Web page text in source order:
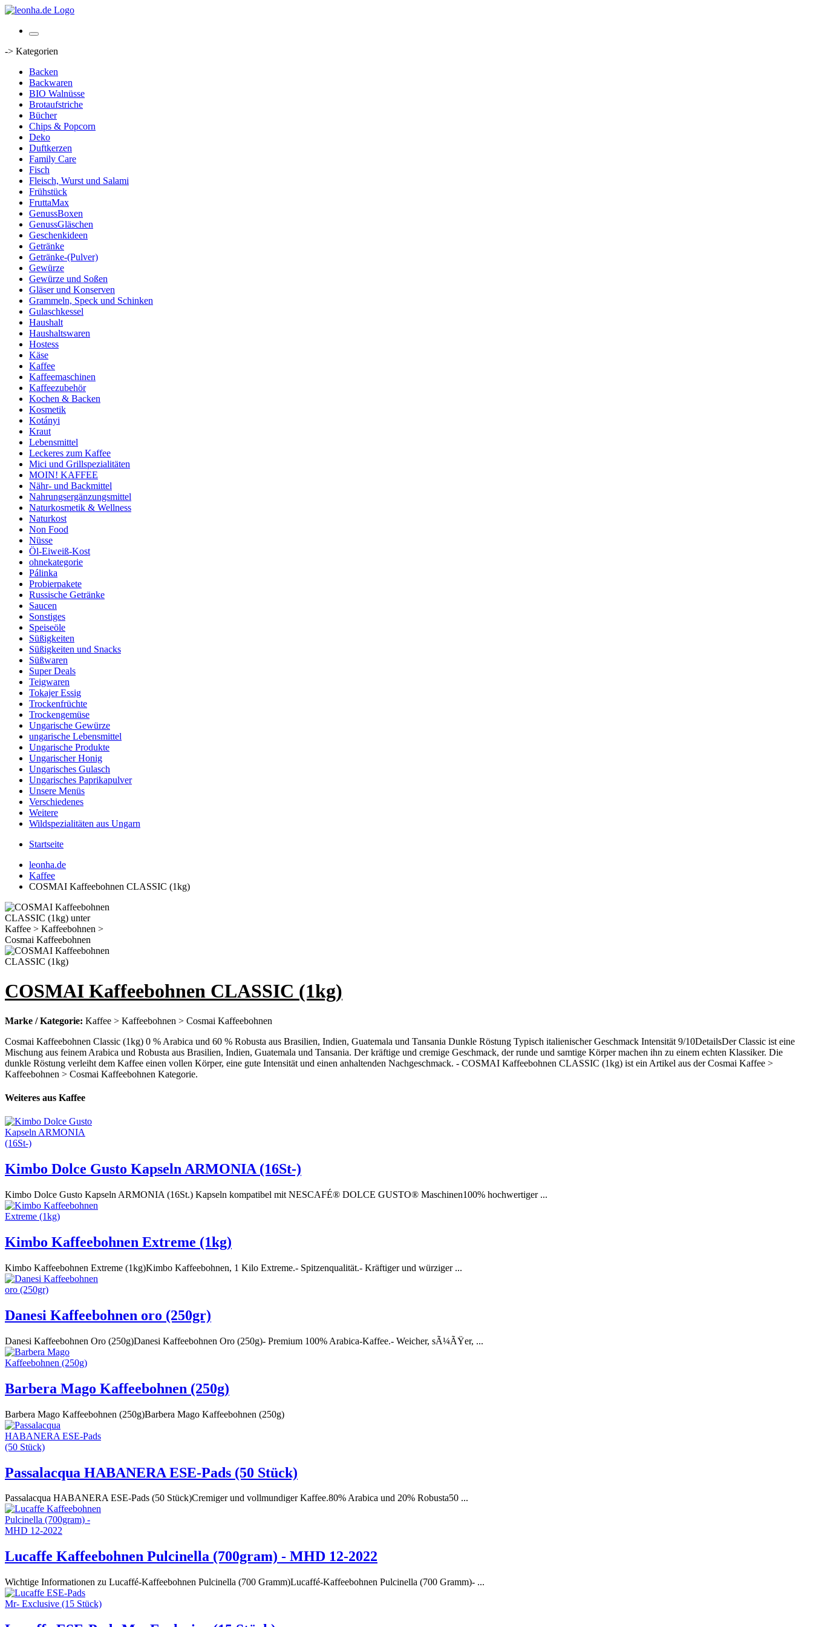
-> Kategorien
Backen
Backwaren
BIO Walnüsse
Brotaufstriche
Bücher
Chips & Popcorn
Deko
Duftkerzen
Family Care
Fisch
Fleisch, Wurst und Salami
Frühstück
FruttaMax
GenussBoxen
GenussGläschen
Geschenkideen
Getränke
Getränke-(Pulver)
Gewürze
Gewürze und Soßen
Gläser und Konserven
Grammeln, Speck und Schinken
Gulaschkessel
Haushalt
Haushaltswaren
Hostess
Käse
Kaffee
Kaffeemaschinen
Kaffeezubehör
Kochen & Backen
Kosmetik
Kotányi
Kraut
Lebensmittel
Leckeres zum Kaffee
Mici und Grillspezialitäten
MOIN! KAFFEE
Nähr- und Backmittel
Nahrungsergänzungsmittel
Naturkosmetik & Wellness
Naturkost
Non Food
Nüsse
Öl-Eiweiß-Kost
ohnekategorie
Pálinka
Probierpakete
Russische Getränke
Saucen
Sonstiges
Speiseöle
Süßigkeiten
Süßigkeiten und Snacks
Süßwaren
Super Deals
Teigwaren
Tokajer Essig
Trockenfrüchte
Trockengemüse
Ungarische Gewürze
ungarische Lebensmittel
Ungarische Produkte
Ungarischer Honig
Ungarisches Gulasch
Ungarisches Paprikapulver
Unsere Menüs
Verschiedenes
Weitere
Wildspezialitäten aus Ungarn
Startseite
leonha.de
Kaffee
COSMAI Kaffeebohnen CLASSIC (1kg)
COSMAI Kaffeebohnen CLASSIC (1kg)
Marke / Kategorie: Kaffee > Kaffeebohnen > Cosmai Kaffeebohnen
Cosmai Kaffeebohnen Classic (1kg) 0 % Arabica und 60 % Robusta aus Brasilien, Indien, Guatemala und Tansania Dunkle Röstung Typisch italienischer Geschmack Intensität 9/10DetailsDer Classic ist eine
Mischung aus feinem Arabica und Robusta aus Brasilien, Indien, Guatemala und Tansania. Der kräftige und cremige Geschmack, der runde und samtige Körper machen ihn zu einem echten Klassiker. Die
dunkle Röstung verleiht dem Kaffee einen vollen Körper, eine gute Intensität und einen anhaltenden Nachgeschmack. - COSMAI Kaffeebohnen CLASSIC (1kg) ist ein Artikel aus der Cosmai Kaffee >
Kaffeebohnen > Cosmai Kaffeebohnen Kategorie.
Weiteres aus Kaffee
Kimbo Dolce Gusto Kapseln ARMONIA (16St-)
Kimbo Dolce Gusto Kapseln ARMONIA (16St.) Kapseln kompatibel mit NESCAFÉ® DOLCE GUSTO® Maschinen100% hochwertiger ...
Kimbo Kaffeebohnen Extreme (1kg)
Kimbo Kaffeebohnen Extreme (1kg)Kimbo Kaffeebohnen, 1 Kilo Extreme.- Spitzenqualität.- Kräftiger und würziger ...
Danesi Kaffeebohnen oro (250gr)
Danesi Kaffeebohnen Oro (250g)Danesi Kaffeebohnen Oro (250g)- Premium 100% Arabica-Kaffee.- Weicher, sÃ¼ÃŸer, ...
Barbera Mago Kaffeebohnen (250g)
Barbera Mago Kaffeebohnen (250g)Barbera Mago Kaffeebohnen (250g)
Passalacqua HABANERA ESE-Pads (50 Stück)
Passalacqua HABANERA ESE-Pads (50 Stück)Cremiger und vollmundiger Kaffee.80% Arabica und 20% Robusta50 ...
Lucaffe Kaffeebohnen Pulcinella (700gram) - MHD 12-2022
Wichtige Informationen zu Lucaffé-Kaffeebohnen Pulcinella (700 Gramm)Lucaffé-Kaffeebohnen Pulcinella (700 Gramm)- ...